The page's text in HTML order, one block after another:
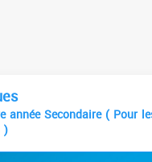
Secondaire ( Pour
)